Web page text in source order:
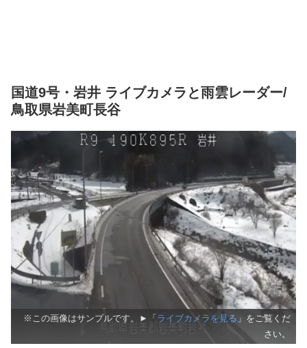
国道9号・岩井 ライブカメラと雨雲レーダー/
鳥取県岩美町長谷
※この画像はサンプルです。►「 ライブカメラを見る 」をご覧くだ
さい。